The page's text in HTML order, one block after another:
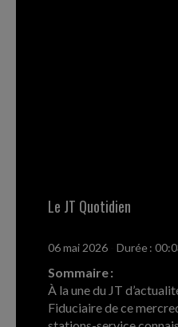
Le JT Quotidien
06 mai 2026 Durée :
Sommaire :
À la une du JT
Fiduciaire de ce